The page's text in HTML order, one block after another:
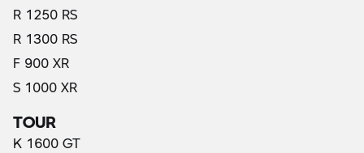
R 1250 RS
R 1300 RS
F 900 XR
S 1000 XR
TOUR
K 1600 GT